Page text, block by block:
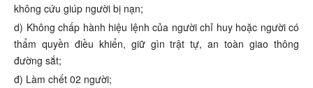
không cứu giúp người bị nạn;
d) Không chấp hành hiệu lệnh của người chỉ huy hoặc người có
thẩm quyền điều khiển, giữ gìn trật tự, an toàn giao thông
đường sắt;
đ) Làm chết 02 người;